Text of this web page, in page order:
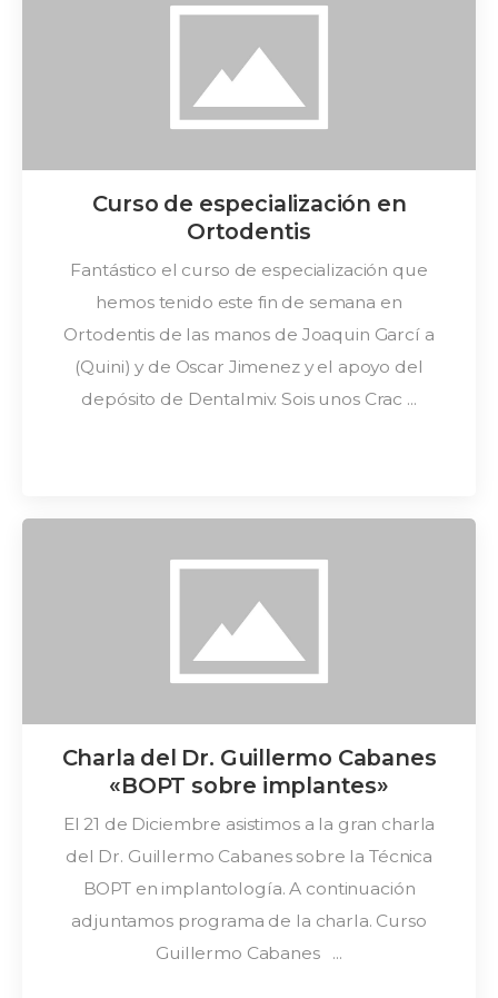
Curso de especialización en
Ortodentis
Fantástico el curso de especialización que
hemos tenido este fin de semana en
Ortodentis de las manos de Joaquin Garcí a
(Quini) y de Oscar Jimenez y el apoyo del
depósito de Dentalmiv. Sois unos Crac ...
Charla del Dr. Guillermo Cabanes
«BOPT sobre implantes»
El 21 de Diciembre asistimos a la gran charla
del Dr. Guillermo Cabanes sobre la Técnica
BOPT en implantología. A continuación
adjuntamos programa de la charla. Curso
Guillermo Cabanes ...